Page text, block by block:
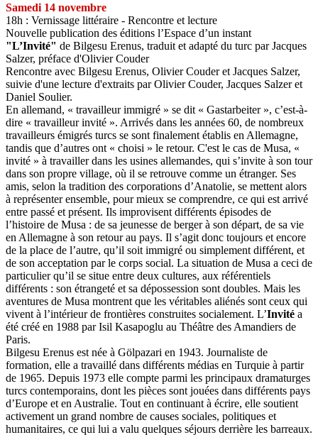
Samedi 14 novembre
18h : Vernissage littéraire - Rencontre et lecture
Nouvelle publication des éditions l’Espace d’un instant
"L’Invité" de Bilgesu Erenus, traduit et adapté du turc par Jacques
Salzer, préface d'Olivier Couder
Rencontre avec Bilgesu Erenus, Olivier Couder et Jacques Salzer,
suivie d'une lecture d'extraits par Olivier Couder, Jacques Salzer et
Daniel Soulier.
En allemand, « travailleur immigré » se dit « Gastarbeiter », c’est-à-
dire « travailleur invité ». Arrivés dans les années 60, de nombreux
travailleurs émigrés turcs se sont finalement établis en Allemagne,
tandis que d’autres ont « choisi » le retour. C'est le cas de Musa, «
invité » à travailler dans les usines allemandes, qui s’invite à son tour
dans son propre village, où il se retrouve comme un étranger. Ses
amis, selon la tradition des corporations d’Anatolie, se mettent alors
à représenter ensemble, pour mieux se comprendre, ce qui est arrivé
entre passé et présent. Ils improvisent différents épisodes de
l’histoire de Musa : de sa jeunesse de berger à son départ, de sa vie
en Allemagne à son retour au pays. Il s’agit donc toujours et encore
de la place de l’autre, qu’il soit immigré ou simplement différent, et
de son acceptation par le corps social. La situation de Musa a ceci de
particulier qu’il se situe entre deux cultures, aux référentiels
différents : son étrangeté et sa dépossession sont doubles. Mais les
aventures de Musa montrent que les véritables aliénés sont ceux qui
vivent à l’intérieur de frontières construites socialement. L’Invité a
été créé en 1988 par Isil Kasapoglu au Théâtre des Amandiers de
Paris.
Bilgesu Erenus est née à Gölpazari en 1943. Journaliste de
formation, elle a travaillé dans différents médias en Turquie à partir
de 1965. Depuis 1973 elle compte parmi les principaux dramaturges
turcs contemporains, dont les pièces sont jouées dans différents pays
d’Europe et en Australie. Tout en continuant à écrire, elle soutient
activement un grand nombre de causes sociales, politiques et
humanitaires, ce qui lui a valu quelques séjours derrière les barreaux.